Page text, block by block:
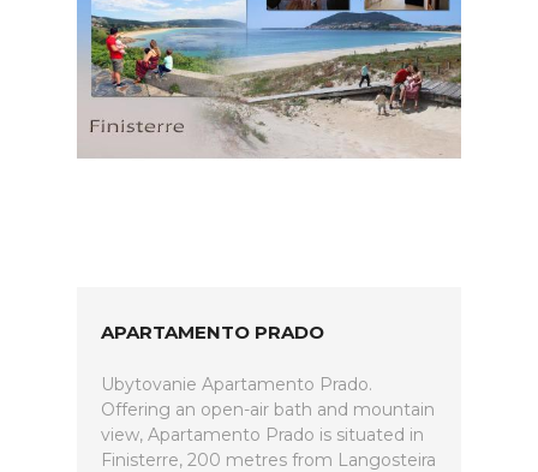
APARTAMENTO PRADO
Ubytovanie Apartamento Prado.
Offering an open-air bath and mountain
view, Apartamento Prado is situated in
Finisterre, 200 metres from Langosteira